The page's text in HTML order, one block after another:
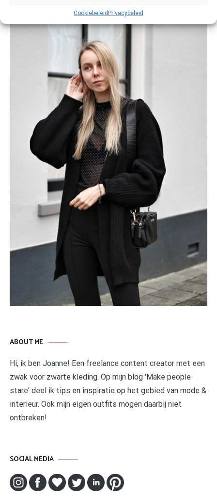
CookiebeleidPrivacybeleid
ABOUT ME
Hi, ik ben Joanne! Een freelance content creator met een
zwak voor zwarte kleding. Op mijn blog 'Make people
stare' deel ik tips en inspiratie op het gebied van mode &
interieur. Ook mijn eigen outfits mogen daarbij niet
ontbreken!
SOCIAL MEDIA